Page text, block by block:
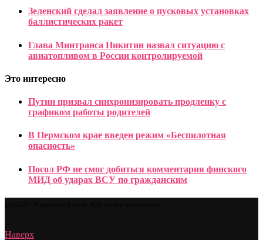
Зеленский сделал заявление о пусковых установках
баллистических ракет
Глава Минтранса Никитин назвал ситуацию с
авиатопливом в России контролируемой
Это интересно
Путин призвал синхронизировать продленку с
графиком работы родителей
В Пермском крае введен режим «Беспилотная
опасность»
Посол РФ не смог добиться комментария финского
МИД об ударах ВСУ по гражданским
Наверх